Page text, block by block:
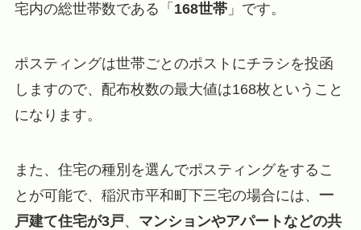
宅内の総世帯数である「 168世帯」です。
ポスティングは世帯ごとのポストにチラシを投函
しますので、配布枚数の最大値は168枚ということ
になります。
また、住宅の種別を選んでポスティングをするこ
とが可能で、稲沢市平和町下三宅の場合には、 一
戸建て住宅が3戸、 マンションやアパートなどの共